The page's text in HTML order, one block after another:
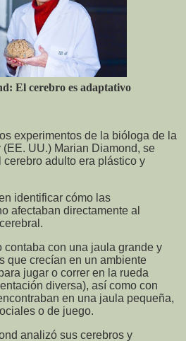
El cerebro es adaptativo
experimentos de la bióloga de la
UU.) Marian Diamond, se
adulto era plástico y
identificar cómo las
afectaban directamente al
contaba con una jaula grande y
que crecían en un ambiente
jugar o correr en la rueda
diversa), así como con
en una jaula pequeña,
o de juego.
analizó sus cerebros y